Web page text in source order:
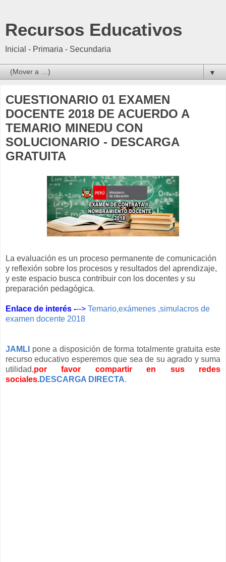
Recursos Educativos
Inicial - Primaria - Secundaria
▼
CUESTIONARIO 01 EXAMEN
DOCENTE 2018 DE ACUERDO A
TEMARIO MINEDU CON
SOLUCIONARIO - DESCARGA
GRATUITA
La evaluación es un proceso permanente de comunicación
y reflexión sobre los procesos y resultados del aprendizaje,
y este espacio busca contribuir con los docentes y su
preparación pedagógica.
Enlace de interés ---> Temario,exámenes ,simulacros de
examen docente 2018
JAMLI pone a disposición de forma totalmente gratuita este
recurso educativo esperemos que sea de su agrado y suma
utilidad,por favor compartir en sus redes
sociales.DESCARGA DIRECTA.